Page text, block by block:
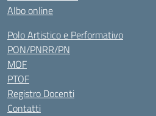
Albo online
Polo Artistico e Performativo
PON/PNRR/PN
MOF
PTOF
Registro Docenti
Contatti